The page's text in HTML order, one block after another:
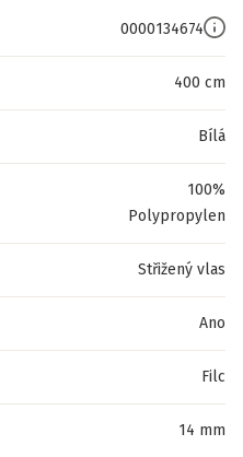
0000134674
400 cm
Bílá
100%
Polypropylen
Střižený vlas
Ano
Filc
14 mm